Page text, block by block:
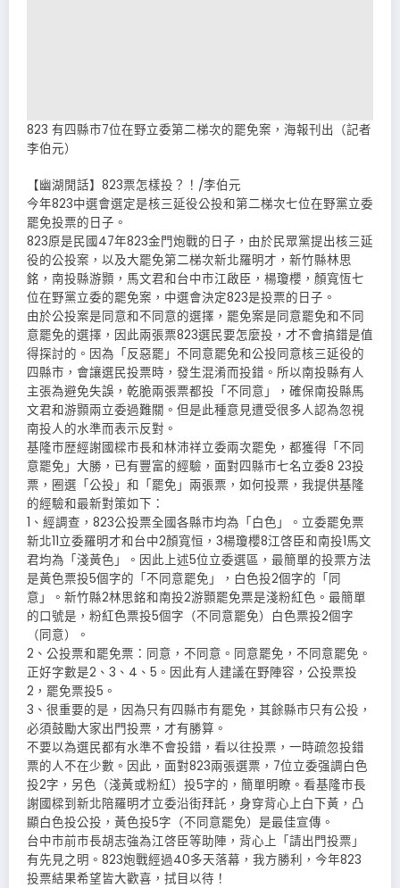
823 有四縣市7位在野立委第二梯次的罷免案，海報刊出（記者
李伯元）
【幽湖閒話】823票怎樣投？！∕李伯元
今年823中選會選定是核三延役公投和第二梯次七位在野黨立委
罷免投票的日子。
823原是民國47年823金門炮戰的日子，由於民眾黨提出核三延
役的公投案，以及大罷免第二梯次新北羅明才，新竹縣林思
銘，南投縣游顥，馬文君和台中市江啟臣，楊瓊櫻，顏寬恆七
位在野黨立委的罷免案，中選會決定823是投票的日子。
由於公投案是同意和不同意的選擇，罷免案是同意罷免和不同
意罷免的選擇，因此兩張票823選民要怎麼投，才不會搞錯是值
得探討的。因為「反惡罷」不同意罷免和公投同意核三延役的
四縣市，會讓選民投票時，發生混淆而投錯。所以南投縣有人
主張為避免失誤，乾脆兩張票都投「不同意」，確保南投縣馬
文君和游顥兩立委過難關。但是此種意見遭受很多人認為忽視
南投人的水準而表示反對。
基隆市歴經謝國樑市長和林沛祥立委兩次罷免，都獲得「不同
意罷免」大勝，已有豐富的經驗，面對四縣市七名立委8 23投
票，圈選「公投」和「罷免」兩張票，如何投票，我提供基隆
的經驗和最新對策如下：
1、經調查，823公投票全國各縣市均為「白色」。立委罷免票
新北11立委羅明才和台中2顏寬恒，3楊瓊櫻8江啓臣和南投1馬文
君均為「淺黃色」。因此上述5位立委選區，最簡單的投票方法
是黃色票投5個字的「不同意罷免」，白色投2個字的「同
意」。新竹縣2林思銘和南投2游顥罷免票是淺粉紅色。最簡單
的口號是，粉紅色票投5個字（不同意罷免）白色票投2個字
（同意）。
2、公投票和罷免票：同意，不同意。同意罷免，不同意罷免。
正好字數是2、3、4、5。因此有人建議在野陣容，公投票投
2，罷免票投5。
3、很重要的是，因為只有四縣市有罷免，其餘縣市只有公投，
必須鼓勵大家出門投票，才有勝算。
不要以為選民都有水準不會投錯，看以往投票，一時疏忽投錯
票的人不在少數。因此，面對823兩張選票，7位立委强調白色
投2字，另色（淺黃或粉紅）投5字的，簡單明瞭。看基隆市長
謝國樑到新北陪羅明才立委沿街拜託，身穿背心上白下黃，凸
顯白色投公投，黃色投5字（不同意罷免）是最佳宣傳。
台中市前市長胡志強為江啓臣等助陣，背心上「請出門投票」
有先見之明。823炮戰經過40多天落幕，我方勝利，今年823
投票結果希望皆大歡喜，拭目以待！